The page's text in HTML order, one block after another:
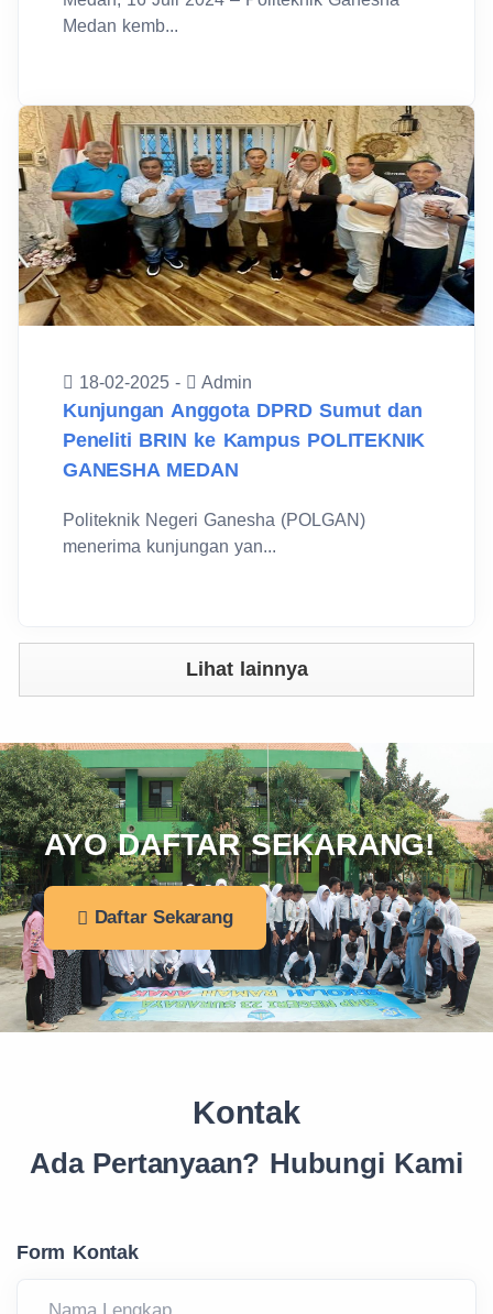
Medan kemb...
18-02-2025 - Admin
Kunjungan Anggota DPRD Sumut dan
Peneliti BRIN ke Kampus POLITEKNIK
GANESHA MEDAN
Politeknik Negeri Ganesha (POLGAN)
menerima kunjungan yan...
Lihat lainnya
AYO DAFTAR SEKARANG!
Daftar Sekarang
Kontak
Ada Pertanyaan? Hubungi Kami
Form Kontak